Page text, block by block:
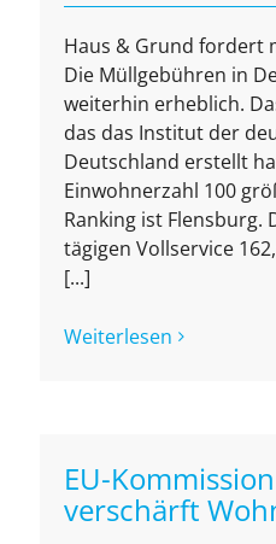
Haus & Grund fordert
Die Müllgebühren in
weiterhin erheblich.
das das Institut der
Deutschland erstellt
Einwohnerzahl 100
Ranking ist
tägigen Vollservice
[...]
Weiterlesen
EU-
verschärft